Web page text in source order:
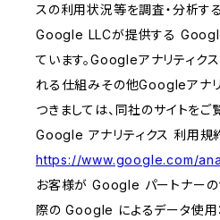
スの利用状況等を調査・分析す
Google LLCが提供する
ています。Googleアナリティク
れる仕組みその他Googleアナ
つきましては、同社のサイトをご
Google アナリティクス 利用規約
https://www.google.com/
お客様が Google パートナーの
際の Google によるデータ使用：